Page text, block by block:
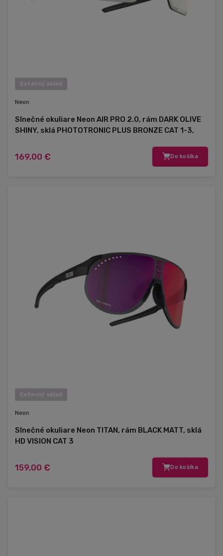
Externý sklad
Neon
Slnečné okuliare Neon AIR PRO 2.0, rám DARK OLIVE
SHINY, sklá PHOTOTRONIC PLUS BRONZE CAT 1-3,
169,00 € Do košíka
Externý sklad
Neon
Slnečné okuliare Neon TITAN, rám BLACK MATT, sklá
HD VISION CAT 3
159,00 € Do košíka